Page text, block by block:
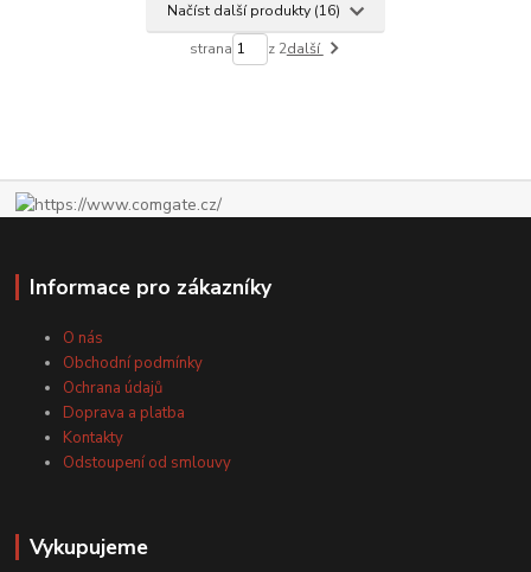
Načíst další produkty (16)
strana z 2další
Informace pro zákazníky
O nás
Obchodní podmínky
Ochrana údajů
Doprava a platba
Kontakty
Odstoupení od smlouvy
Vykupujeme